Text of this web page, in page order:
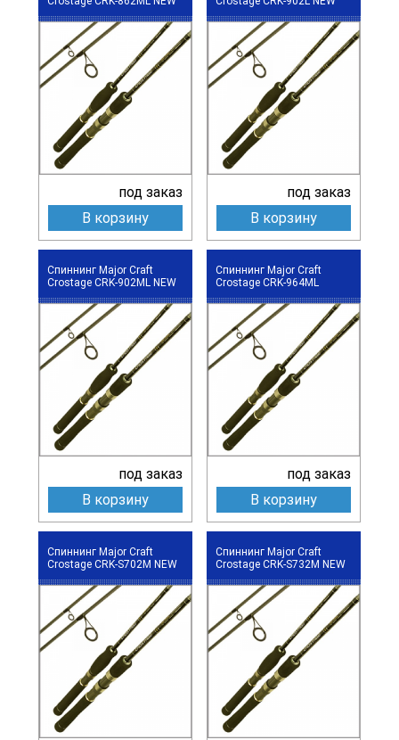
под заказ
В корзину
под заказ
В корзину
Спиннинг Major Craft
Crostage CRK-902ML NEW
под заказ
В корзину
Спиннинг Major Craft
Crostage CRK-964ML
под заказ
В корзину
Спиннинг Major Craft
Crostage CRK-S702M NEW
Спиннинг Major Craft
Crostage CRK-S732M NEW